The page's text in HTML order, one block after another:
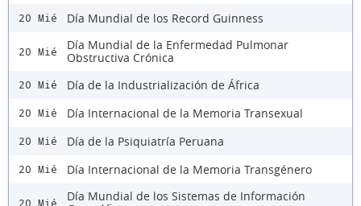
20 Mié Día Mundial de los Record Guinness
20 Mié
Día Mundial de la Enfermedad Pulmonar
Obstructiva Crónica
20 Mié Día de la Industrialización de África
20 Mié Día Internacional de la Memoria Transexual
20 Mié Día de la Psiquiatría Peruana
20 Mié Día Internacional de la Memoria Transgénero
20 Mié
Día Mundial de los Sistemas de Información